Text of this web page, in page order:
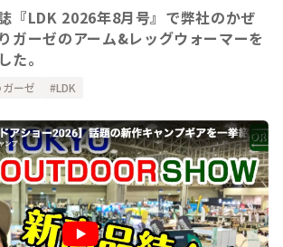
『LDK 2026年8月号』で弊社のかぜ
ガーゼのアーム&レッグウォーマーを
た。
ーゼ LDK